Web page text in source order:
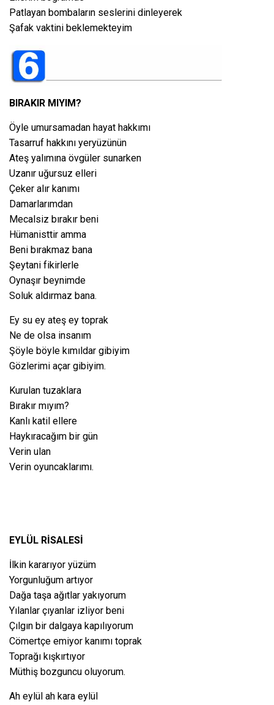
Patlayan bombaların seslerini dinleyerek
Şafak vaktini beklemekteyim
BIRAKIR MIYIM?
Öyle umursamadan hayat hakkımı
Tasarruf hakkını yeryüzünün
Ateş yalımına övgüler sunarken
Uzanır uğursuz elleri
Çeker alır kanımı
Damarlarımdan
Mecalsiz bırakır beni
Hümanisttir amma
Beni bırakmaz bana
Şeytani fikirlerle
Oynaşır beynimde
Soluk aldırmaz bana.
Ey su ey ateş ey toprak
Ne de olsa insanım
Şöyle böyle kımıldar gibiyim
Gözlerimi açar gibiyim.
Kurulan tuzaklara
Bırakır mıyım?
Kanlı katil ellere
Haykıracağım bir gün
Verin ulan
Verin oyuncaklarımı.
EYLÜL RİSALESİ
İlkin kararıyor yüzüm
Yorgunluğum artıyor
Dağa taşa ağıtlar yakıyorum
Yılanlar çıyanlar izliyor beni
Çılgın bir dalgaya kapılıyorum
Cömertçe emiyor kanımı toprak
Toprağı kışkırtıyor
Müthiş bozguncu oluyorum.
Ah eylül ah kara eylül